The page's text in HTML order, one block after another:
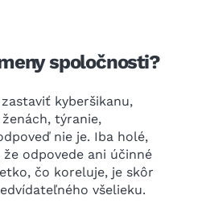
spoločnosti?
kyberšikanu,
týranie,
nie je. Iba holé,
odpovede ani účinné
čo koreluje, je skôr
všelieku.